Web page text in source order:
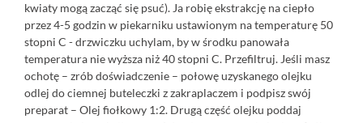
kwiaty mogą zacząć się psuć). Ja robię ekstrakcję na ciepło
przez 4-5 godzin w piekarniku ustawionym na temperaturę 50
stopni C - drzwiczku uchylam, by w środku panowała
temperatura nie wyższa niż 40 stopni C. Przefiltruj. Jeśli masz
ochotę – zrób doświadczenie – połowę uzyskanego olejku
odlej do ciemnej buteleczki z zakraplaczem i podpisz swój
preparat – Olej fiołkowy 1:2. Drugą część olejku poddaj